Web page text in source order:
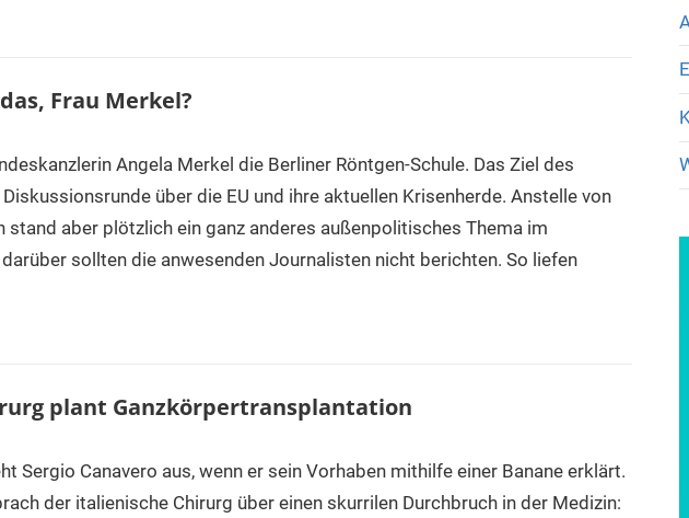
Frau Merkel?
Angela Merkel die Berliner Röntgen-Schule. Das Ziel des
über die EU und ihre aktuellen Krisenherde. Anstelle von
stand aber plötzlich ein ganz anderes außenpolitisches Thema im
sollten die anwesenden Journalisten nicht berichten. So liefen
plant Ganzkörpertransplantation
Sergio Canavero aus, wenn er sein Vorhaben mithilfe einer Banane erklärt.
der italienische Chirurg über einen skurrilen Durchbruch in der Medizin: